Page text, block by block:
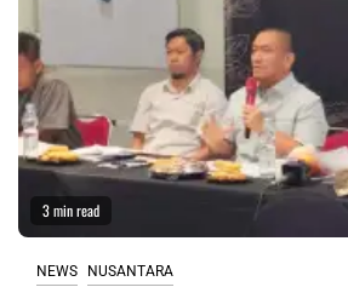
3 min read
NEWS NUSANTARA